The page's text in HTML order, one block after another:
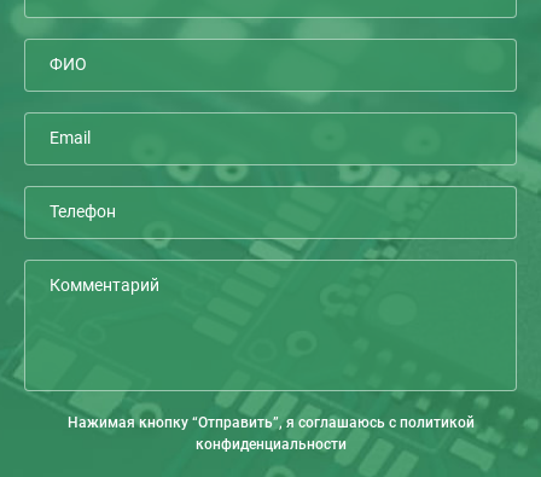
Нажимая кнопку “Отправить”, я соглашаюсь с политикой
конфиденциальности